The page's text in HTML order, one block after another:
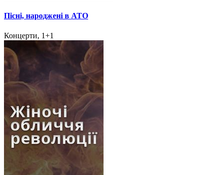
Пісні, народжені в АТО
Концерти, 1+1